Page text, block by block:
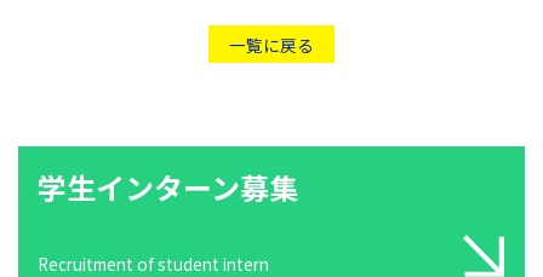
一覧に戻る
学生インターン募集
Recruitment of student intern